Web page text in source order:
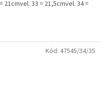
33 = 21,5cmvel. 34 =
Kód: 47545/34/35